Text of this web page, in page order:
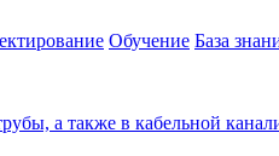
Обучение База
а также в кабельной